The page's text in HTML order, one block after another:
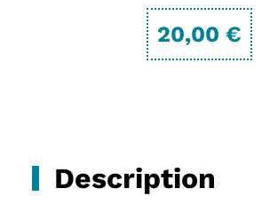
20,00 €
Description